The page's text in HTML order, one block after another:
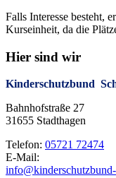
Falls Interesse besteht,
Kurseinheit, da die
Hier sind wir
Kinderschutzbund
Bahnhofstraße 27
31655 Stadthagen
Telefon: 05721 72474
E-Mail: